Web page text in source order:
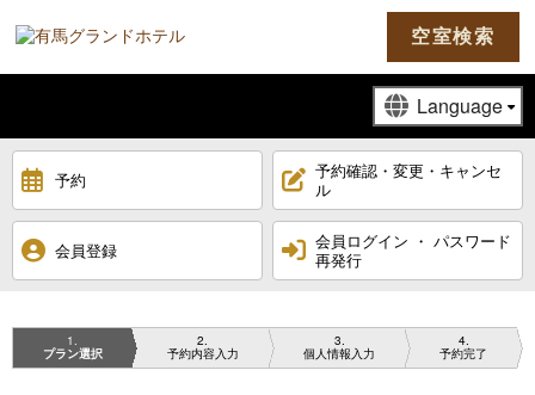
空室検索
予約
予約確認・変更・キャンセ
ル
会員登録
会員ログイン ・ パスワード
再発行
1
プラン選択
2
予約内容入力
3
個人情報入力
4
予約完了